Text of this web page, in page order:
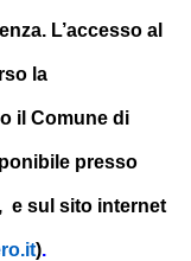
L’accesso al
la
il Comune di
presso
e sul sito internet
).